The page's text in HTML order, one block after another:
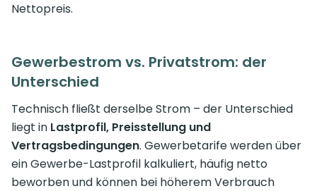
Nettopreis.
Gewerbestrom vs. Privatstrom: der
Unterschied
Technisch fließt derselbe Strom – der Unterschied
liegt in Lastprofil, Preisstellung und
Vertragsbedingungen. Gewerbetarife werden über
ein Gewerbe-Lastprofil kalkuliert, häufig netto
beworben und können bei höherem Verbrauch